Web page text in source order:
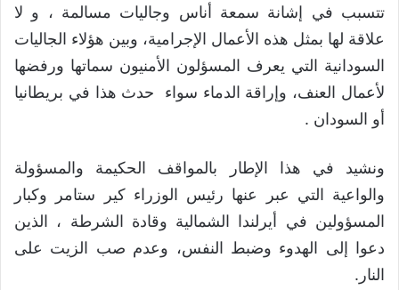
تتسبب في إشانة سمعة أناس وجاليات مسالمة ، و لا
علاقة لها بمثل هذه الأعمال الإجرامية، وبين هؤلاء الجاليات
السودانية التي يعرف المسؤلون الأمنيون سماتها ورفضها
لأعمال العنف، وإراقة الدماء سواء حدث هذا في بريطانيا
أو السودان .
ونشيد في هذا الإطار بالمواقف الحكيمة والمسؤولة
والواعية التي عبر عنها رئيس الوزراء كير ستامر وكبار
المسؤولين في أيرلندا الشمالية وقادة الشرطة ، الذين
دعوا إلى الهدوء وضبط النفس، وعدم صب الزيت على
النار.